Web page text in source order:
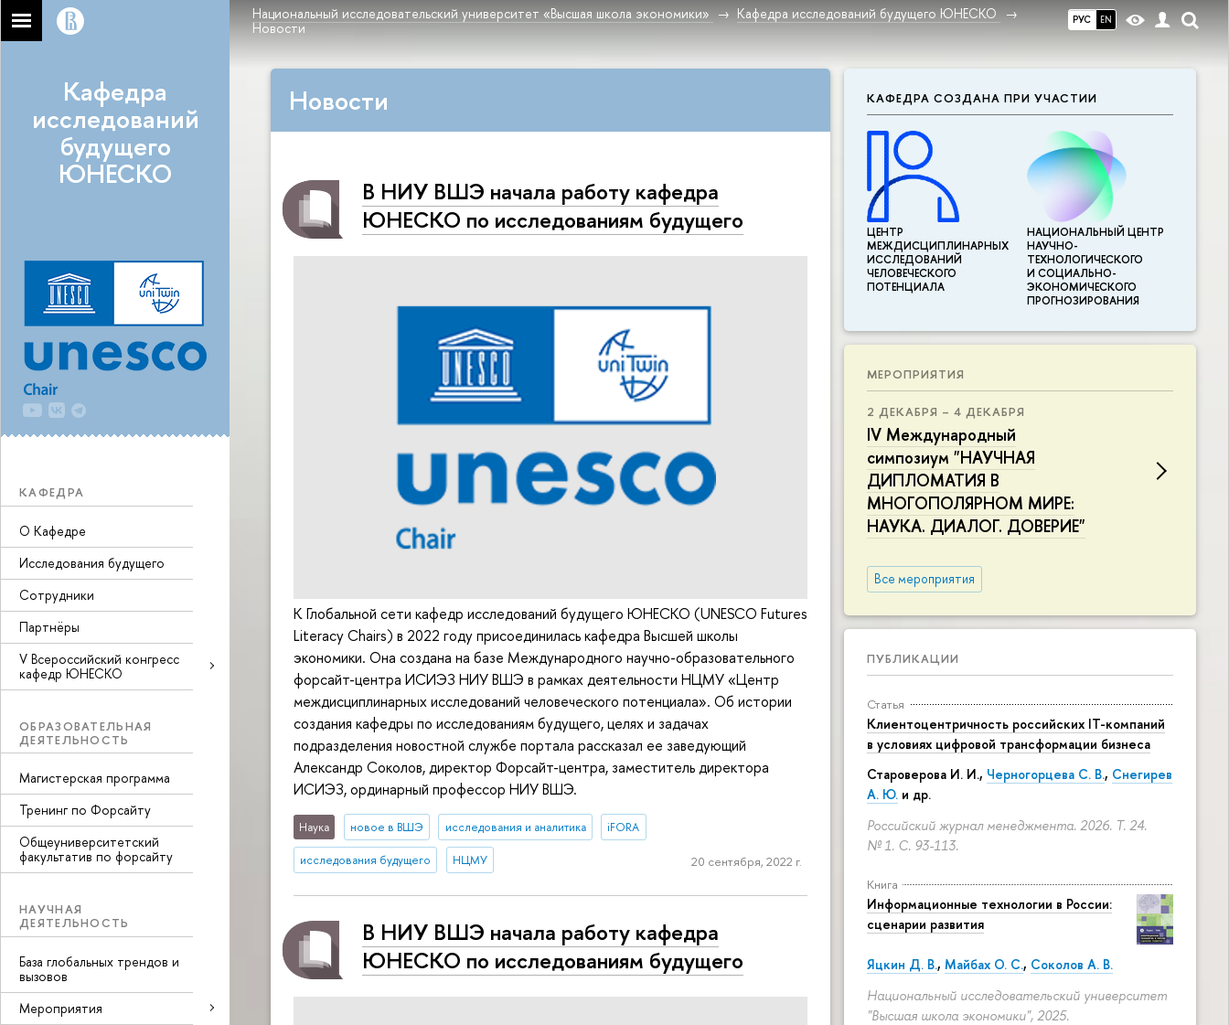
РУС EN
Национальный исследовательский университет «Высшая школа экономики»
Кафедра исследований будущего ЮНЕСКО
Новости
Кафедра
исследований
будущего
ЮНЕСКО
КАФЕДРА
О Кафедре
Исследования будущего
Сотрудники
Партнёры
V Всероссийский конгресс
кафедр ЮНЕСКО
ОБРАЗОВАТЕЛЬНАЯ
ДЕЯТЕЛЬНОСТЬ
Магистерская программа
Тренинг по Форсайту
Общеуниверситетский
факультатив по форсайту
НАУЧНАЯ
ДЕЯТЕЛЬНОСТЬ
База глобальных трендов и
вызовов
Мероприятия
КАФЕДРА СОЗДАНА ПРИ УЧАСТИИ
ЦЕНТР
МЕЖДИСЦИПЛИНАР­НЫХ
ИССЛЕДОВАНИЙ
ЧЕЛОВЕЧЕСКОГО
ПОТЕНЦИАЛА
НАЦИОНАЛЬНЫЙ ЦЕНТР
НАУЧНО-
ТЕХНОЛОГИЧЕСКОГО
И СОЦИАЛЬНО-
ЭКОНОМИЧЕСКОГО
ПРОГНОЗИРОВАНИЯ
МЕРОПРИЯТИЯ
2 ДЕКАБРЯ – 4 ДЕКАБРЯ
IV Международный
симпозиум "НАУЧНАЯ
ДИПЛОМАТИЯ В
МНОГОПОЛЯРНОМ МИРЕ:
НАУКА. ДИАЛОГ. ДОВЕРИЕ"
Все мероприятия
ПУБЛИКАЦИИ
Статья
Клиентоцентричность российских IT-компаний
в условиях цифровой трансформации бизнеса
Староверова И. И., Черногорцева С. В., Снегирев
А. Ю. и др.
Российский журнал менеджмента. 2026. Т. 24.
№ 1. С. 93-113.
Книга
Информационные технологии в России:
сценарии развития
Яцкин Д. В., Майбах О. С., Соколов А. В.
Национальный исследовательский университет
"Высшая школа экономики", 2025.
Новости
В НИУ ВШЭ начала работу кафедра
ЮНЕСКО по исследованиям будущего
К Глобальной сети кафедр исследований будущего ЮНЕСКО (UNESCO Futures
Literacy Chairs) в 2022 году присоединилась кафедра Высшей школы
экономики. Она создана на базе Международного научно-образовательного
форсайт-центра ИСИЭЗ НИУ ВШЭ в рамках деятельности НЦМУ «Центр
междисциплинарных исследований человеческого потенциала». Об истории
создания кафедры по исследованиям будущего, целях и задачах
подразделения новостной службе портала рассказал ее заведующий
Александр Соколов, директор Форсайт-центра, заместитель директора
ИСИЭЗ, ординарный профессор НИУ ВШЭ.
Наука новое в ВШЭ исследования и аналитика iFORA
исследования будущего НЦМУ 20 сентября, 2022 г.
В НИУ ВШЭ начала работу кафедра
ЮНЕСКО по исследованиям будущего